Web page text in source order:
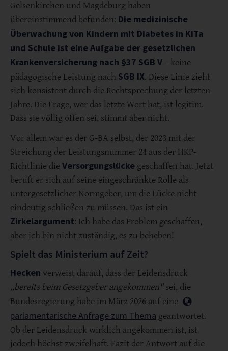
Gelsenkirchen und Magdeburg haben
übereinstimmend befunden: Die medizinische
Überwachung von Kindern mit Diabetes in KiTa
und Schule ist eine Aufgabe der gesetzlichen
Krankenversicherung nach §37 SGB V – keine
pädagogische Leistung nach SGB IX. Diese Linie zieht
sich konsistent durch die Rechtsprechung der letzten
Jahre. Die Frage, wer das letzte Wort hat, ist legitim.
Dass sie völlig offen sei, stimmt aber nicht.
Vor allem war es der G-BA selbst, der 2023 mit der
Streichung der Leistungsnummer 24 aus der HKP-
Richtlinie die Versorgungslücke geschaffen hat. Jetzt
beruft er sich auf seine eingeschränkte Rolle als
untergesetzlicher Normgeber, um die Lücke nicht
eindeutig schließen zu müssen. Das ist ein
Zirkelargument: Ich habe das Problem geschaffen,
aber ich bin nicht zuständig, es zu beheben!
Spielt das Ministerium auf Zeit?
Hecken verweist darauf, dass der Leidensdruck
„bereits beim Gesetzgeber angekommen"sei, die
Bundesregierung habe im März 2026 auf eine
parlamentarische Anfrage zum Thema geantwortet.
Ob der Leidensdruck wirklich angekommen ist, ist
jedoch höchst zweifelhaft. Fazit der Antwort auf die